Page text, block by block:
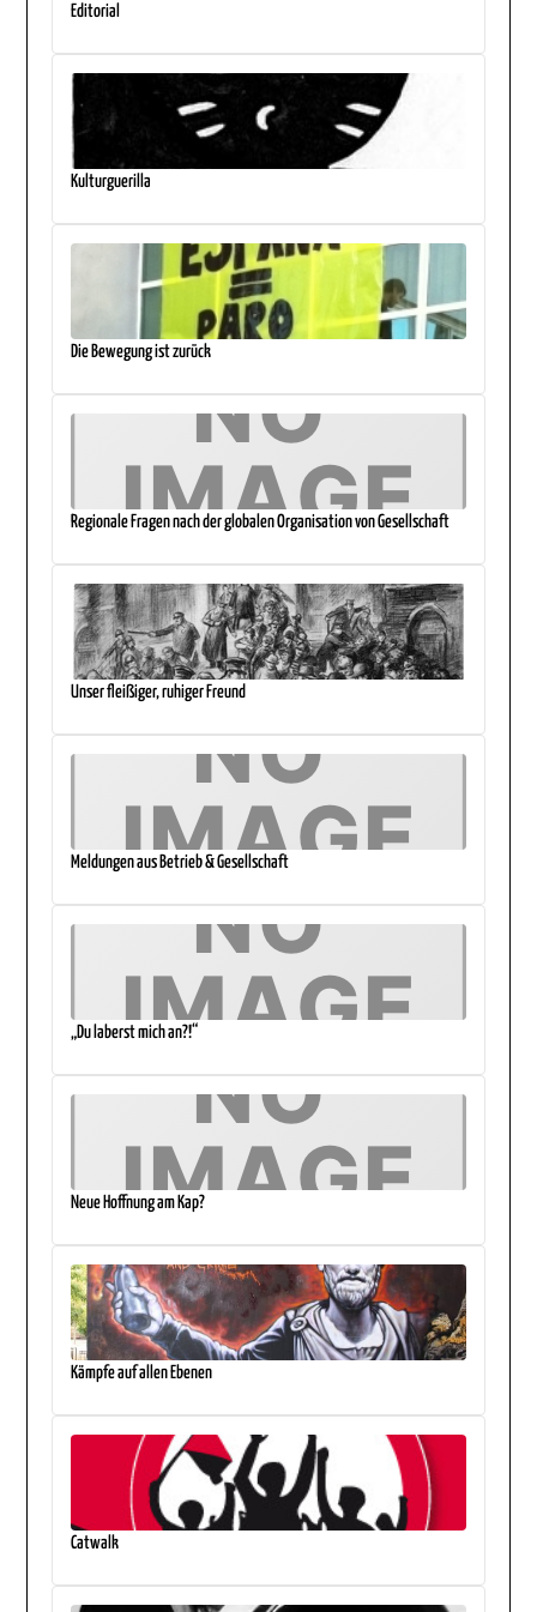
Editorial
Kulturguerilla
Die Bewegung ist zurück
Regionale Fragen nach der globalen Organisation von Gesellschaft
Unser fleißiger, ruhiger Freund
Meldungen aus Betrieb & Gesellschaft
„Du laberst mich an?!“
Neue Hoffnung am Kap?
Kämpfe auf allen Ebenen
Catwalk